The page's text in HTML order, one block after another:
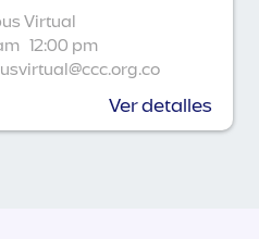
Virtual
12:00 pm
Ver detalles